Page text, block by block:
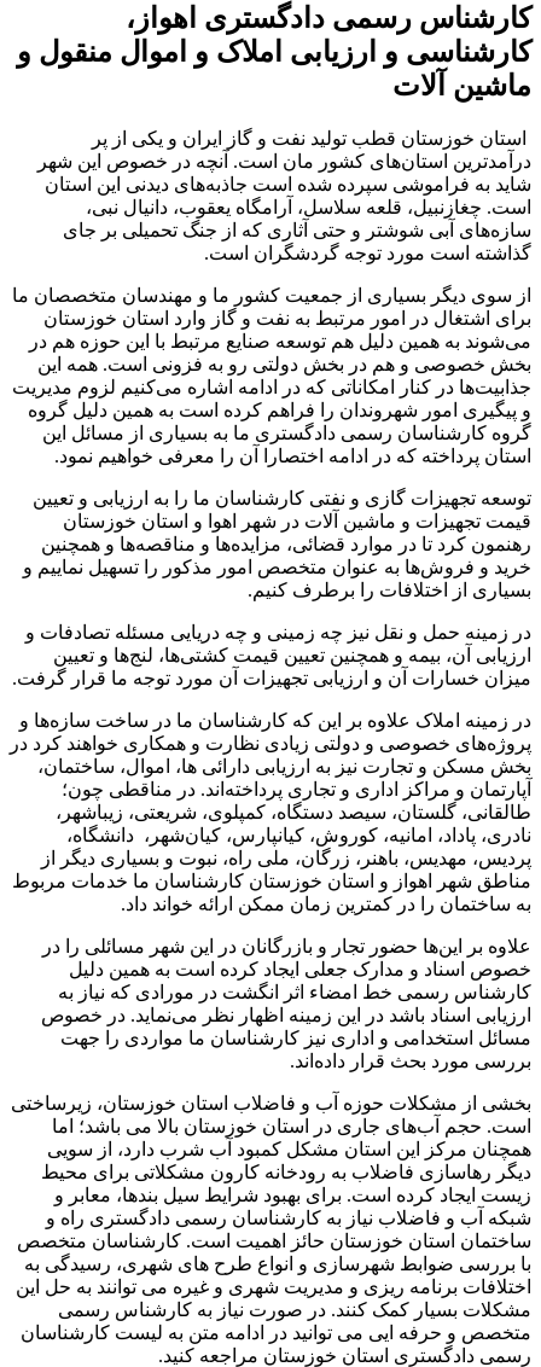
کارشناس رسمی دادگستری اهواز،
کارشناسی و ارزیابی املاک و اموال منقول و
ماشین آلات
استان خوزستان قطب تولید نفت و گاز ایران و یکی از پر
درآمد‌ترین استان‌های کشور مان است. آنچه در خصوص این شهر
شاید به فراموشی سپرده شده است جاذبه‌های دیدنی این استان
است. چغازنبیل، قلعه سلاسل، آرامگاه یعقوب، دانیال نبی،
سازه‌های آبی شوشتر و حتی آثاری که از جنگ تحمیلی بر جای
گذاشته‌ است مورد توجه گردشگران است.
از سوی دیگر بسیاری از جمعیت کشور ما و مهندسان متخصصان ما
برای اشتغال در امور مرتبط به نفت و گاز وارد استان خوزستان
می‌شوند به همین دلیل هم توسعه صنایع مرتبط با این حوزه هم در
بخش خصوصی و هم در بخش دولتی رو به فزونی است. همه این
جذابیت‌ها در کنار امکاناتی که در ادامه اشاره می‌کنیم لزوم مدیریت
و پیگیری امور شهروندان را فراهم کرده است به همین دلیل گروه
گروه کارشناسان رسمی دادگستری ما به بسیاری از مسائل این
استان پرداخته که در ادامه اختصارا آن را معرفی خواهیم نمود.
توسعه تجهیزات گازی و نفتی کارشناسان ما را به ارزیابی و تعیین
قیمت تجهیزات و ماشین آلات در شهر اهوا و استان خوزستان
رهنمون کرد تا در موارد قضائی، مزایده‌ها و مناقصه‌ها و همچنین
خرید و فروش‌ها به عنوان متخصص امور مذکور را تسهیل نماییم و
بسیاری از اختلافات را برطرف کنیم.
در زمینه حمل و نقل نیز چه زمینی و چه دریایی مسئله تصادفات و
ارزیابی آن، بیمه و همچنین تعیین قیمت کشتی‌ها، لنج‌ها و تعیین
میزان خسارات آن و ارزیابی تجهیزات آن مورد توجه ما قرار گرفت.
در زمینه املاک علاوه بر این که کارشناسان ما در ساخت سازه‌ها و
پروژه‌های خصوصی و دولتی زیادی نظارت و همکاری خواهند کرد در
بخش مسکن و تجارت نیز به ارزیابی دارائی ها، اموال، ساختمان،
آپارتمان و مراکز اداری و تجاری پرداخته‌اند. در مناقطی چون؛
طالقانی، گلستان، سیصد دستگاه، کمپلوی، شریعتی، زیباشهر،
نادری، پاداد، امانیه، کوروش، کیانپارس، کیان‌شهر، دانشگاه،
پردیس، مهدیس، باهنر، زرگان، ملی راه، نبوت و بسیاری دیگر از
مناطق شهر اهواز و استان خوزستان کارشناسان ما خدمات مربوط
به ساختمان را در کمترین زمان ممکن ارائه خواند داد.
علاوه بر این‌ها حضور تجار و بازرگانان در این شهر مسائلی را در
خصوص اسناد و مدارک جعلی ایجاد کرده است به همین دلیل
کارشناس رسمی خط امضاء اثر انگشت در مورادی که نیاز به
ارزیابی اسناد باشد در این زمینه اظهار نظر می‌نماید. در خصوص
مسائل استخدامی و اداری نیز کارشناسان ما مواردی را جهت
بررسی مورد بحث قرار داده‌اند.
بخشی از مشکلات حوزه آب و فاضلاب استان خوزستان، زیرساختی
است. حجم آب‌های جاری در استان خوزستان بالا می باشد؛ اما
همچنان مرکز این استان مشکل کمبود آب شرب دارد، از سویی
دیگر رهاسازی فاضلاب به رودخانه کارون مشکلاتی برای محیط
زیست ایجاد کرده است. برای بهبود شرایط سیل بندها، معابر و
شبکه آب و فاضلاب نیاز به کارشناسان رسمی دادگستری راه و
ساختمان استان خوزستان حائز اهمیت است. کارشناسان متخصص
با بررسی ضوابط شهرسازی و انواع طرح های شهری، رسیدگی به
اختلافات برنامه ریزی و مدیریت شهری و غیره می توانند به حل این
مشکلات بسیار کمک کنند. در صورت نیاز به کارشناس رسمی
متخصص و حرفه ایی می توانید در ادامه متن به لیست کارشناسان
رسمی دادگستری استان خوزستان مراجعه کنید.